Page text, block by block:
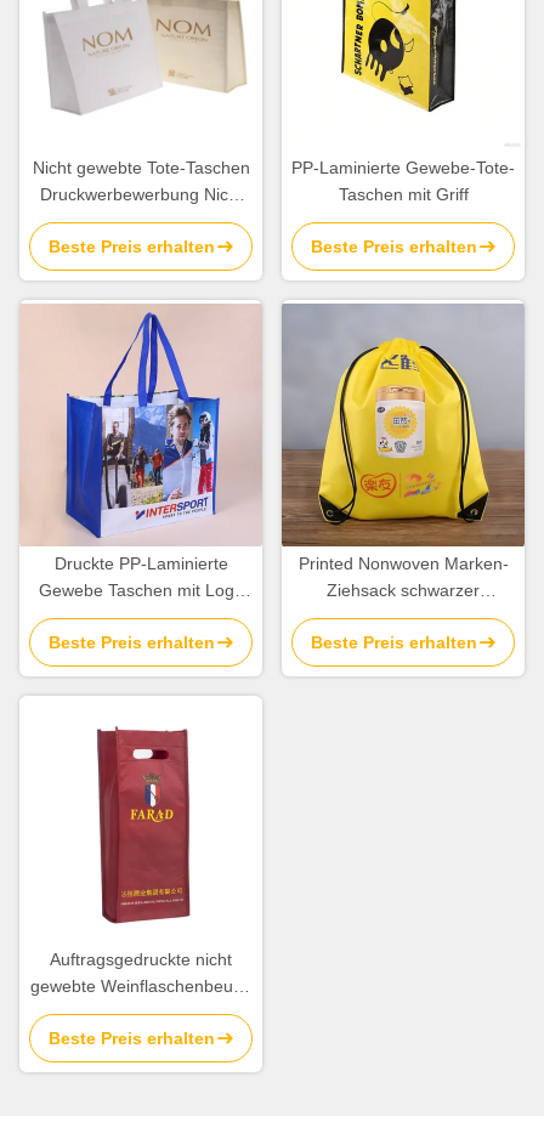
Nicht gewebte Tote-Taschen
Druckwerbewerbung Nicht
gewebte Einkaufstaschen
mit individuellem Logo
Beste Preis erhalten
PP-Laminierte Gewebe-Tote-
Taschen mit Griff
Beste Preis erhalten
Druckte PP-Laminierte
Gewebe Taschen mit Logo
Mehrfachverwendbare
BOPP-Gewebe
Einkaufstaschen mit Griff
Beste Preis erhalten
Printed Nonwoven Marken-
Ziehsack schwarzer
Ziehsack Rucksack
Geschenksäcke für
Veranstaltungen
Beste Preis erhalten
Auftragsgedruckte nicht
gewebte Weinflaschenbeutel
Umweltfreundliche
Geschenkverpackungen für
Wein und Spirituosen
Beste Preis erhalten